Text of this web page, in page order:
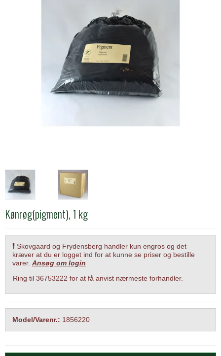
Kønrøg(pigment), 1 kg
Skovgaard og Frydensberg handler kun engros og det
kræver at du er logget ind for at kunne se priser og bestille
varer. Ansøg om login
Ring til 36753222 for at få anvist nærmeste forhandler.
Model/Varenr.: 1856220